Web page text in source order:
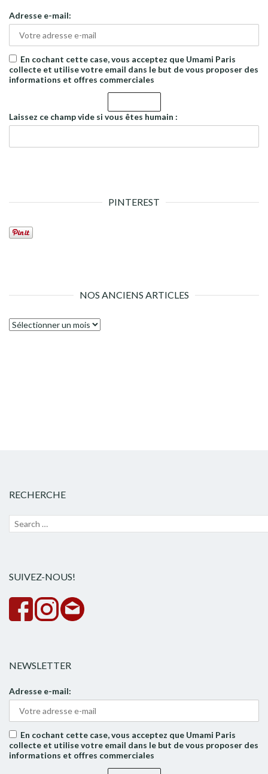
Adresse e-mail:
En cochant cette case, vous acceptez que Umami Paris
collecte et utilise votre email dans le but de vous proposer des
informations et offres commerciales
Laissez ce champ vide si vous êtes humain :
PINTEREST
NOS ANCIENS ARTICLES
Nos
RECHERCHE
Recherche
SUIVEZ-NOUS!
NEWSLETTER
Adresse e-mail:
En cochant cette case, vous acceptez que Umami Paris
collecte et utilise votre email dans le but de vous proposer des
informations et offres commerciales